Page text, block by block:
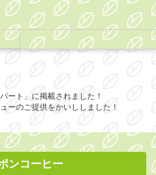
ート」に掲載されました！
のご提供をかいししました！
ンコーヒー